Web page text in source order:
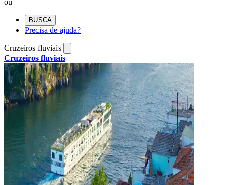
ou
BUSCA
Precisa de ajuda?
Cruzeiros fluviais
Cruzeiros fluviais